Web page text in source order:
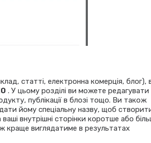
статті, електронна комерція, блог),
. У цьому розділі ви можете редагувати
публікації в блозі тощо. Ви також
йому спеціальну назву, щоб
внутрішні сторінки коротше або
краще виглядатиме в результатах